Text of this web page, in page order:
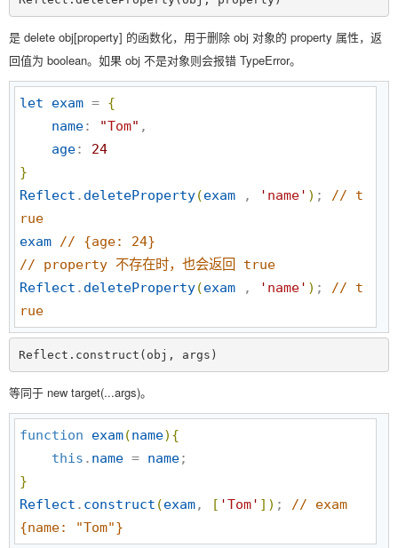
是 delete obj[property] 的函数化，用于删除 obj 对象的 property 属性，返
回值为 boolean。如果 obj 不是对象则会报错 TypeError。
let exam = {
name: "Tom" ,
age: 24
}
Reflect . deleteProperty(exam , ' name' ) ; // t
rue
exam // {age: 24}
// property 不存在时，也会返回 true
Reflect . deleteProperty(exam , ' name' ) ; // t
rue
Reflect.construct(obj, args)
等同于 new target(...args)。
function exam(name) {
this . name = name
}
Reflect . construct (exam, [ 'Tom' ] ) ; // exam
{name: "Tom"}